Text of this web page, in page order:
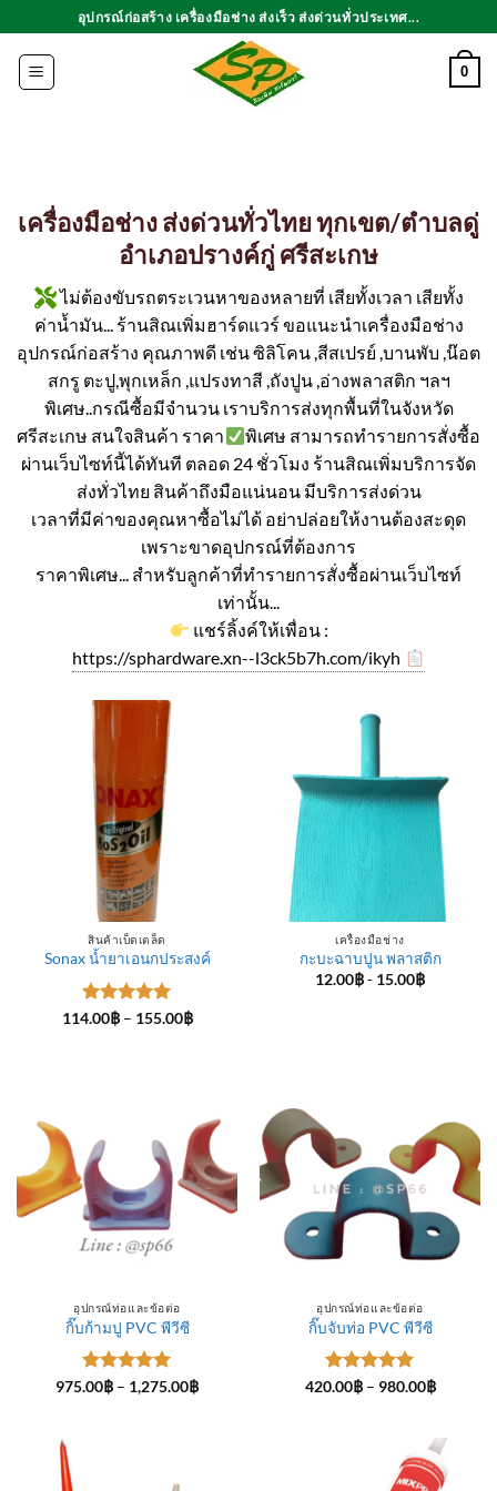
ไป
เนื้อหา
อุปกรณ์ก่อสร้าง เครื่องมือช่าง ส่งเร็ว ส่งด่วนทั่วประเทศ...
0
เครื่องมือช่าง ส่งด่วนทั่วไทย ทุกเขต/ตำบลดู่
อำเภอปรางค์กู่ ศรีสะเกษ
ไม่ต้องขับรถตระเวนหาของหลายที่ เสียทั้งเวลา เสียทั้ง
ค่าน้ำมัน... ร้านสิณเพิ่มฮาร์ดแวร์ ขอแนะนำเครื่องมือช่าง
อุปกรณ์ก่อสร้าง คุณภาพดี เช่น ซิลิโคน ,สีสเปรย์ ,บานพับ ,น๊อต
สกรู ตะปู,พุกเหล็ก ,แปรงทาสี ,ถังปูน ,อ่างพลาสติก ฯลฯ
พิเศษ..กรณีซื้อมีจำนวน เราบริการส่งทุกพื้นที่ในจังหวัด
ศรีสะเกษ สนใจสินค้า ราคา
พิเศษ สามารถทำรายการสั่งซื้อ
ผ่านเว็บไซท์นี้ได้ทันที ตลอด 24 ชั่วโมง ร้านสิณเพิ่มบริการจัด
ส่งทั่วไทย สินค้าถึงมือแน่นอน มีบริการส่งด่วน
เวลาที่มีค่าของคุณหาซื้อไม่ได้ อย่าปล่อยให้งานต้องสะดุด
เพราะขาดอุปกรณ์ที่ต้องการ
ราคาพิเศษ... สำหรับลูกค้าที่ทำรายการสั่งซื้อผ่านเว็บไซท์
เท่านั้น...
แชร์ลิ้งค์ให้เพื่อน :
https://sphardware.xn--l3ck5b7h.com/ikyh
สินค้าเบ็ดเตล็ด
Sonax น้ำยาเอนกประสงค์
ให้คะแนน
114.00฿ – 155.00฿Price
เครื่องมือช่าง
กะบะฉาบปูน พลาสติก
12.00฿- 15.00฿
อุปกรณ์ท่อและข้อต่อ
กิ๊บก้ามปู PVC พีวีซี
ให้คะแนน
975.00฿ – 1,275.00฿Price
อุปกรณ์ท่อและข้อต่อ
กิ๊บจับท่อ PVC พีวีซี
ให้คะแนน
420.00฿ – 980.00฿Price
980.00฿